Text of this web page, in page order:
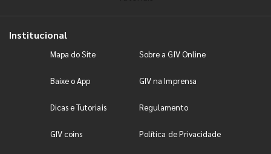
Institucional
Mapa do Site Sobre a GIV Online
Baixe o App GIV na Imprensa
Dicas e Tutoriais Regulamento
GIV coins Política de Privacidade